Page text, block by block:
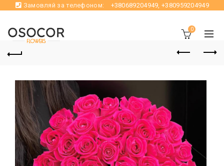
Замовляй за телефоном: +380689204949,+380959204949
0